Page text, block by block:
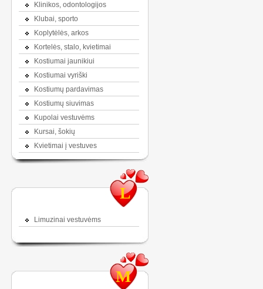
Klinikos, odontologijos
Klubai, sporto
Koplytėlės, arkos
Kortelės, stalo, kvietimai
Kostiumai jaunikiui
Kostiumai vyriški
Kostiumų pardavimas
Kostiumų siuvimas
Kupolai vestuvėms
Kursai, šokių
Kvietimai į vestuves
L
Limuzinai vestuvėms
M